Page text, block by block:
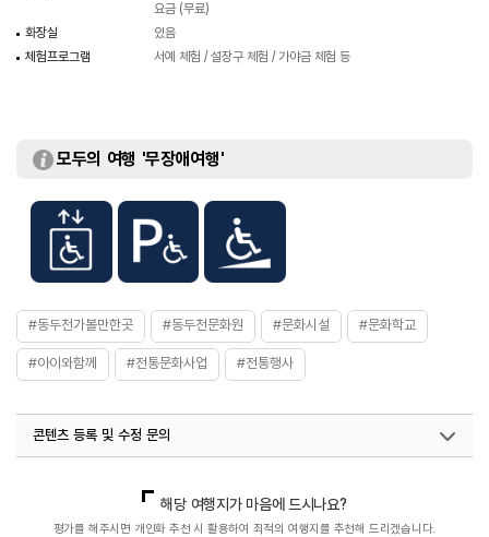
요금 (무료)
화장실
있음
체험프로그램
서예 체험 / 설장구 체험 / 가야금 체험 등
모두의 여행 '무장애여행'
#동두천가볼만한곳 #동두천문화원 #문화시설 #문화학교
#아이와함께 #전통문화사업 #전통행사
콘텐츠 등록 및 수정 문의
열린관광콘텐츠팀(열린관광-모두의여행)
033-738-3425
해당 여행지가 마음에 드시나요?
평가를 해주시면 개인화 추천 시 활용하여 최적의 여행지를 추천해 드리겠습니다.